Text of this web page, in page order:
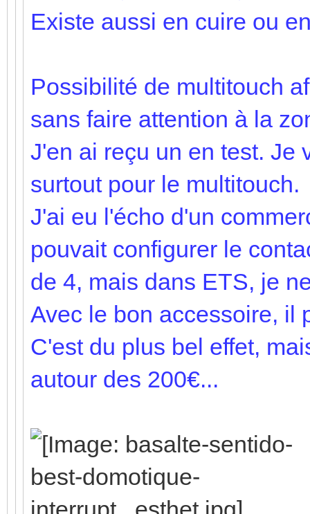
Existe aussi en cuire ou
Possibilité de multitouch
sans faire attention à la
J'en ai reçu un en test. Je
surtout pour le multitouch.
J'ai eu l'écho d'un
pouvait configurer le
de 4, mais dans ETS, je
Avec le bon accessoire, il
C'est du plus bel effet,
autour des 200€...